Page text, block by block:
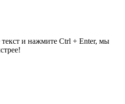
и нажмите Ctrl + Enter, мы